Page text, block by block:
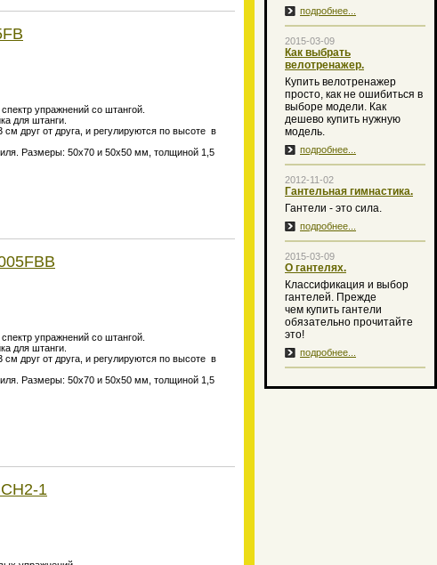
подробнее...
2015-03-09
Как выбрать
велотренажер.
Купить велотренажер
просто, как не ошибиться в
выборе модели. Как
дешево купить нужную
модель.
подробнее...
2012-11-02
Гантельная гимнастика.
Гантели - это сила.
подробнее...
2015-03-09
О гантелях.
Классификация и выбор
гантелей. Прежде
чем купить гантели
обязательно прочитайте
это!
подробнее...
упражнений со штангой.
для штанги.
друг от друга, и регулируются по высоте в
Размеры: 50х70 и 50х50 мм, толщиной 1,5
упражнений со штангой.
для штанги.
друг от друга, и регулируются по высоте в
Размеры: 50х70 и 50х50 мм, толщиной 1,5
1